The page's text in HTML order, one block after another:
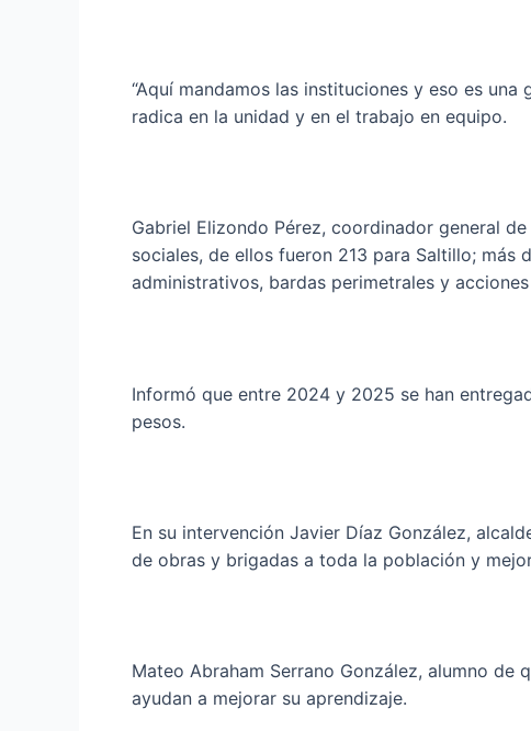
“Aquí mandamos las instituciones y eso es
radica en la unidad y en el trabajo en equipo.
Gabriel Elizondo Pérez, coordinador general
sociales, de ellos fueron 213 para Saltillo;
administrativos, bardas perimetrales y
Informó que entre 2024 y 2025 se han
pesos.
En su intervención Javier Díaz González,
de obras y brigadas a toda la población y
Mateo Abraham Serrano González, alumno
ayudan a mejorar su aprendizaje.